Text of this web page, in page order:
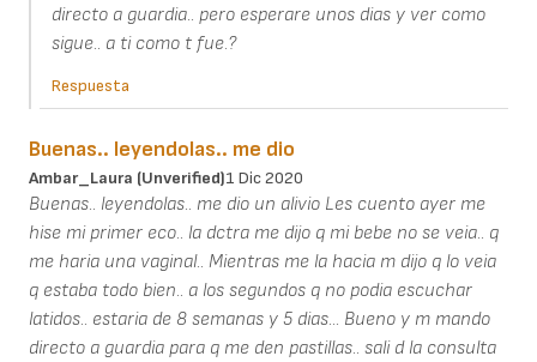
directo a guardia.. pero esperare unos dias y ver como
sigue.. a ti como t fue.?
Respuesta
Buenas.. leyendolas.. me dio
Ambar_Laura (unverified)1 Dic 2020
Buenas.. leyendolas.. me dio un alivio Les cuento ayer me
hise mi primer eco.. la dctra me dijo q mi bebe no se veia.. q
me haria una vaginal.. Mientras me la hacia m dijo q lo veia
q estaba todo bien.. a los segundos q no podia escuchar
latidos.. estaria de 8 semanas y 5 dias... Bueno y m mando
directo a guardia para q me den pastillas.. sali d la consulta